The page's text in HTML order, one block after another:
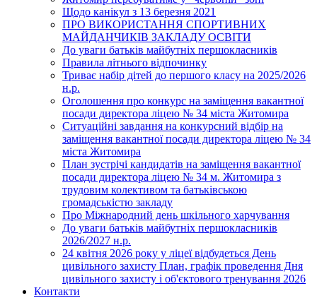
Щодо канікул з 13 березня 2021
ПРО ВИКОРИСТАННЯ СПОРТИВНИХ
МАЙДАНЧИКІВ ЗАКЛАДУ ОСВІТИ
До уваги батьків майбутніх першокласників
Правила літнього відпочинку
Триває набір дітей до першого класу на 2025/2026
н.р.
Оголошення про конкурс на заміщення вакантної
посади директора ліцею № 34 міста Житомира
Ситуаційні завдання на конкурсний відбір на
заміщення вакантної посади директора ліцею № 34
міста Житомира
План зустрічі кандидатів на заміщення вакантної
посади директора ліцею № 34 м. Житомира з
трудовим колективом та батьківською
громадськістю закладу
Про Міжнародний день шкільного харчування
До уваги батьків майбутніх першокласників
2026/2027 н.р.
24 квітня 2026 року у ліцеї відбудеться День
цивільного захисту План, графік проведення Дня
цивільного захисту і об'єктового тренування 2026
Контакти